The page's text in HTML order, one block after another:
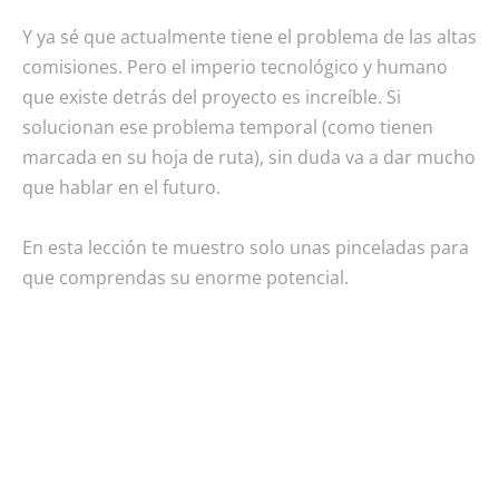
Y ya sé que actualmente tiene el problema de las altas
comisiones. Pero el imperio tecnológico y humano
que existe detrás del proyecto es increíble. Si
solucionan ese problema temporal (como tienen
marcada en su hoja de ruta), sin duda va a dar mucho
que hablar en el futuro.
En esta lección te muestro solo unas pinceladas para
que comprendas su enorme potencial.